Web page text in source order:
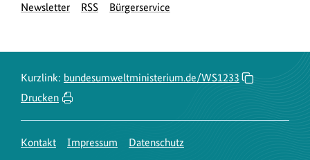
des
des
des
Seite
Seite
Newsletter RSS Bürgerservice
Kurzlink: bundesumweltministerium.de/WS1233
Drucken
Kontakt Impressum
Datenschutz